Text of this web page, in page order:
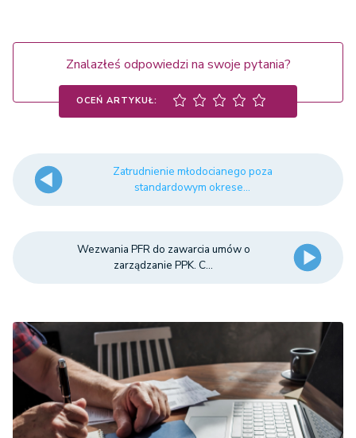
Znalazłeś odpowiedzi na swoje pytania?
OCEŃ ARTYKUŁ:
Zatrudnienie młodocianego poza
standardowym okrese...
Wezwania PFR do zawarcia umów o
zarządzanie PPK. C...